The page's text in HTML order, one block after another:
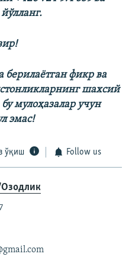
берилаëтган фикр ва
шахсий
мулоҳазалар учун
эмас!
ўқиш Follow us